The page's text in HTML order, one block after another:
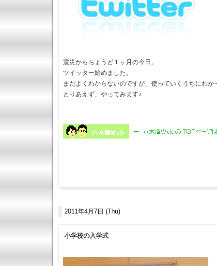
震災からちょうど１ヶ月の今日。
ツイッター始めました。
まだよくわからないのですが、使っていくうちにわ
とりあえず、やってみます♪
2011年4月7日 (Thu)
小学校の入学式